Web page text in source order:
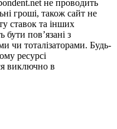
не проводить
гроші, також сайт не
ставок та інших
бути пов’язані з
чи тоталізаторами. Будь-
ресурсі
виключно в